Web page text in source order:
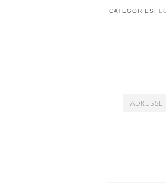
CATEGORIES:
ADRESSE